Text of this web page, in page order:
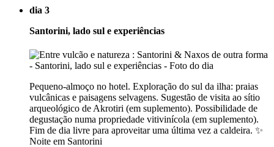
dia 3
Santorini, lado sul e experiências
Pequeno-almoço no hotel. Exploração do sul da ilha: praias
vulcânicas e paisagens selvagens. Sugestão de visita ao sítio
arqueológico de Akrotiri (em suplemento). Possibilidade de
degustação numa propriedade vitivinícola (em suplemento).
Fim de dia livre para aproveitar uma última vez a caldeira. ✨
Noite em Santorini